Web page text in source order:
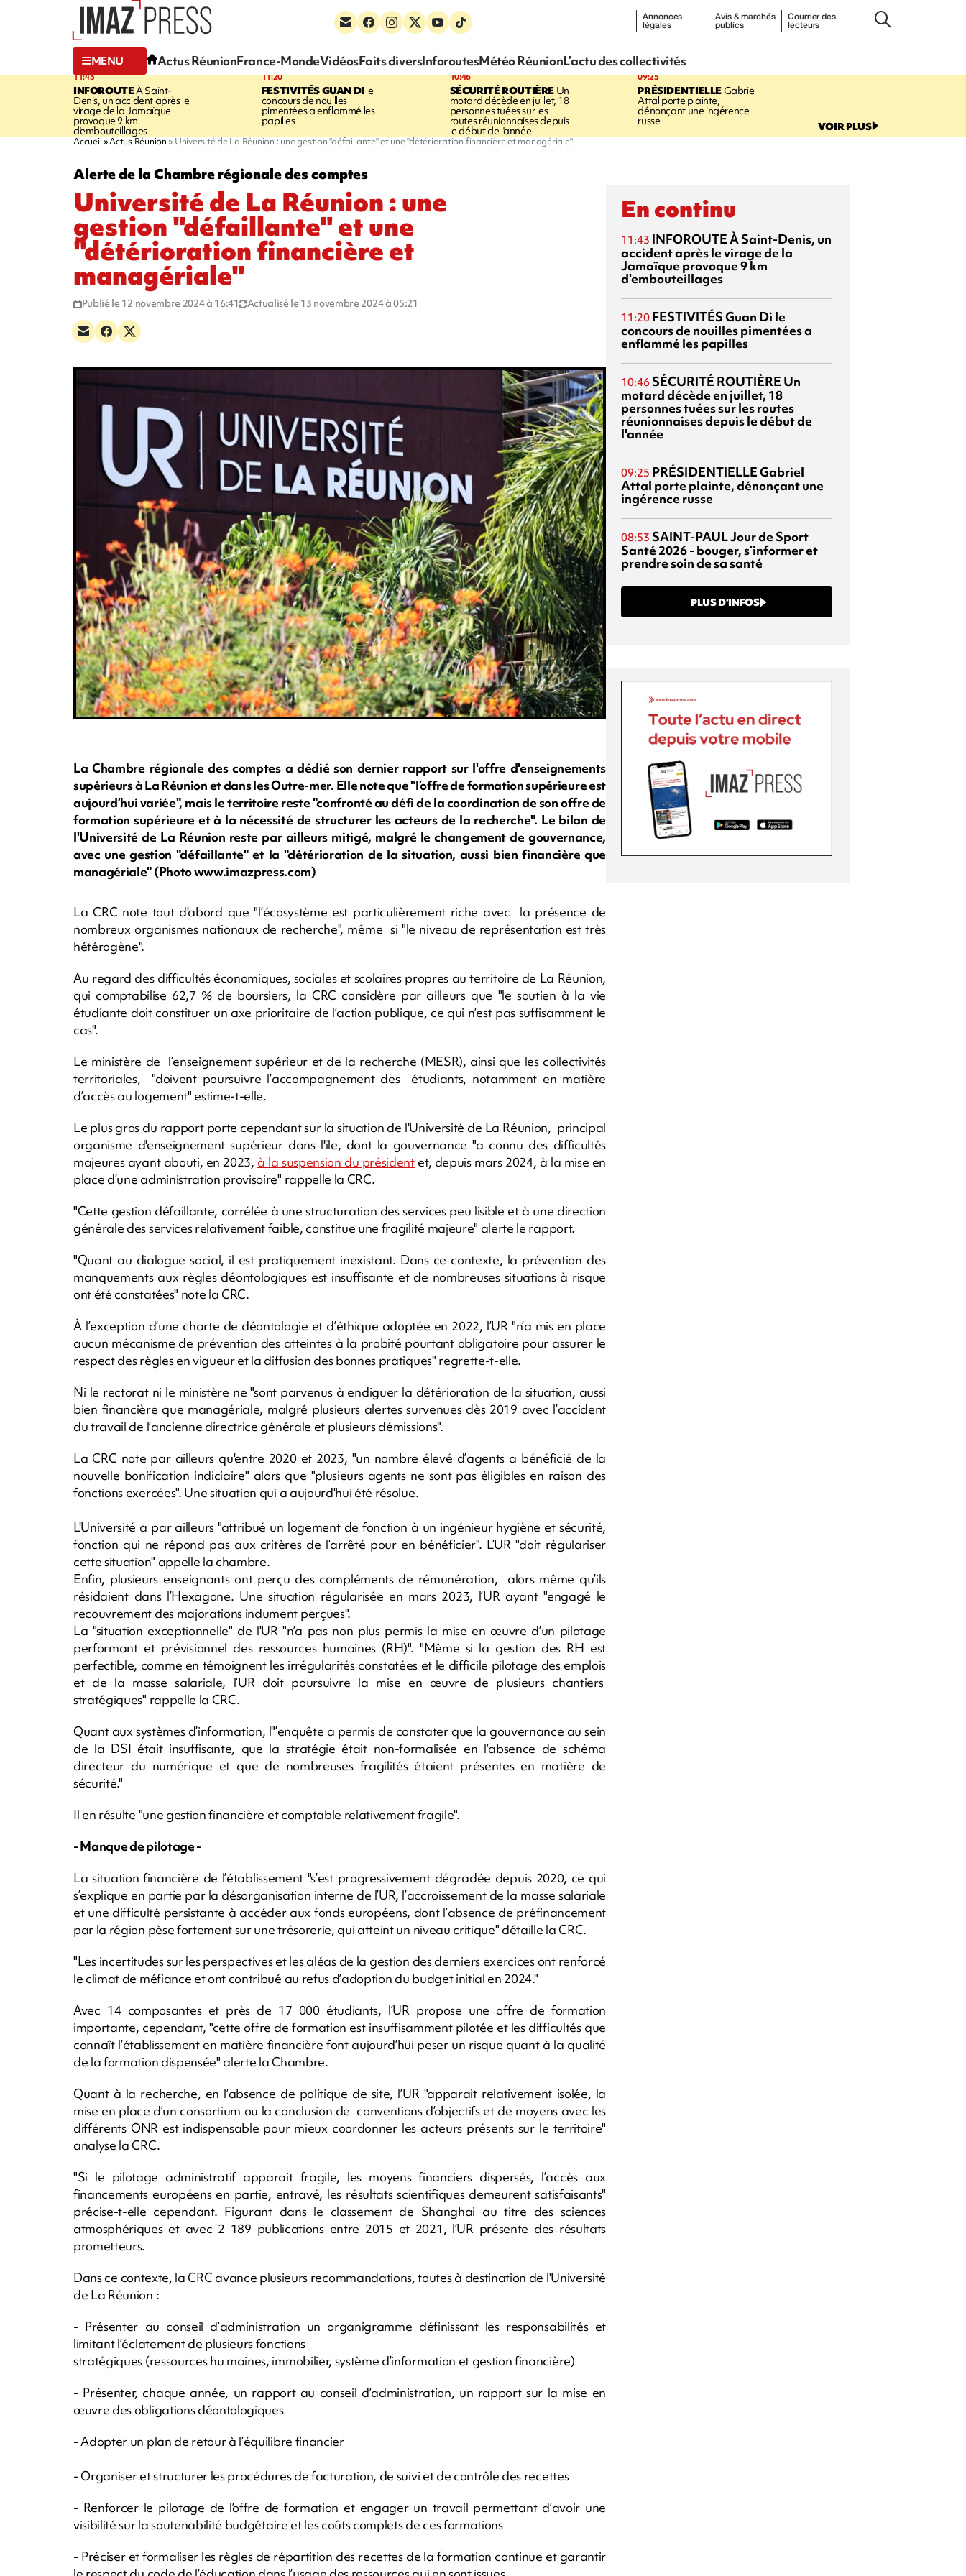
Annonces
légales
Avis & marchés
publics
Courrier des
lecteurs
MENU Actus RéunionFrance-MondeVidéosFaits diversInforoutesMétéo RéunionL’actu des collectivités
11:43
INFOROUTEÀ Saint-
Denis, un accident après le
virage de la Jamaïque
provoque 9 km
d'embouteillages
11:20
FESTIVITÉSGUAN DIle
concours de nouilles
pimentées a enflammé les
papilles
10:46
SÉCURITÉ ROUTIÈRE Un
motard décède en juillet, 18
personnes tuées sur les
routes réunionnaises depuis
le début de l'année
09:25
PRÉSIDENTIELLEGabriel
Attal porte plainte,
dénonçant une ingérence
russe VOIR PLUS
Accueil Actus Réunion Université de La Réunion : une gestion "défaillante" et une "détérioration financière et managériale"
Alerte de la Chambre régionale des comptes
Université de La Réunion : une
gestion "défaillante" et une
"détérioration financière et
managériale"
Publié le 12 novembre 2024 à 16:41 Actualisé le 13 novembre 2024 à 05:21
La Chambre régionale des comptes a dédié son dernier rapport sur l'offre d'enseignements
supérieurs à La Réunion et dans les Outre-mer. Elle note que "l’offre de formation supérieure est
aujourd’hui variée", mais le territoire reste "confronté au défi de la coordination de son offre de
formation supérieure et à la nécessité de structurer les acteurs de la recherche". Le bilan de
l'Université de La Réunion reste par ailleurs mitigé, malgré le changement de gouvernance,
avec une gestion "défaillante" et la "détérioration de la situation, aussi bien financière que
managériale" (Photo www.imazpress.com)
La CRC note tout d'abord que "l’écosystème est particulièrement riche avec la présence de
nombreux organismes nationaux de recherche", même si "le niveau de représentation est très
hétérogène".
Au regard des difficultés économiques, sociales et scolaires propres au territoire de La Réunion,
qui comptabilise 62,7 % de boursiers, la CRC considère par ailleurs que "le soutien à la vie
étudiante doit constituer un axe prioritaire de l’action publique, ce qui n’est pas suffisamment le
cas".
Le ministère de l’enseignement supérieur et de la recherche (MESR), ainsi que les collectivités
territoriales, "doivent poursuivre l’accompagnement des étudiants, notamment en matière
d’accès au logement" estime-t-elle.
Le plus gros du rapport porte cependant sur la situation de l'Université de La Réunion, principal
organisme d'enseignement supérieur dans l'île, dont la gouvernance "a connu des difficultés
majeures ayant abouti, en 2023, à la suspension du présidentet, depuis mars 2024, à la mise en
place d’une administration provisoire" rappelle la CRC.
"Cette gestion défaillante, corrélée à une structuration des services peu lisible et à une direction
générale des services relativement faible, constitue une fragilité majeure" alerte le rapport.
"Quant au dialogue social, il est pratiquement inexistant. Dans ce contexte, la prévention des
manquements aux règles déontologiques est insuffisante et de nombreuses situations à risque
ont été constatées" note la CRC.
À l’exception d’une charte de déontologie et d’éthique adoptée en 2022, l’UR "n’a mis en place
aucun mécanisme de prévention des atteintes à la probité pourtant obligatoire pour assurer le
respect des règles en vigueur et la diffusion des bonnes pratiques" regrette-t-elle.
Ni le rectorat ni le ministère ne "sont parvenus à endiguer la détérioration de la situation, aussi
bien financière que managériale, malgré plusieurs alertes survenues dès 2019 avec l’accident
du travail de l’ancienne directrice générale et plusieurs démissions".
La CRC note par ailleurs qu'entre 2020 et 2023, "un nombre élevé d’agents a bénéficié de la
nouvelle bonification indiciaire" alors que "plusieurs agents ne sont pas éligibles en raison des
fonctions exercées". Une situation qui a aujourd'hui été résolue.
L'Université a par ailleurs "attribué un logement de fonction à un ingénieur hygiène et sécurité,
fonction qui ne répond pas aux critères de l’arrêté pour en bénéficier". L’UR "doit régulariser
cette situation" appelle la chambre.
Enfin, plusieurs enseignants ont perçu des compléments de rémunération, alors même qu’ils
résidaient dans l’Hexagone. Une situation régularisée en mars 2023, l’UR ayant "engagé le
recouvrement des majorations indument perçues".
La "situation exceptionnelle" de l'UR "n’a pas non plus permis la mise en œuvre d’un pilotage
performant et prévisionnel des ressources humaines (RH)". "Même si la gestion des RH est
perfectible, comme en témoignent les irrégularités constatées et le difficile pilotage des emplois
et de la masse salariale, l’UR doit poursuivre la mise en œuvre de plusieurs chantiers
stratégiques" rappelle la CRC.
Quant aux systèmes d’information, l"’enquête a permis de constater que la gouvernance au sein
de la DSI était insuffisante, que la stratégie était non-formalisée en l’absence de schéma
directeur du numérique et que de nombreuses fragilités étaient présentes en matière de
sécurité."
Il en résulte "une gestion financière et comptable relativement fragile".
- Manque de pilotage -
La situation financière de l’établissement "s’est progressivement dégradée depuis 2020, ce qui
s’explique en partie par la désorganisation interne de l’UR, l’accroissement de la masse salariale
et une difficulté persistante à accéder aux fonds européens, dont l’absence de préfinancement
par la région pèse fortement sur une trésorerie, qui atteint un niveau critique" détaille la CRC.
"Les incertitudes sur les perspectives et les aléas de la gestion des derniers exercices ont renforcé
le climat de méfiance et ont contribué au refus d’adoption du budget initial en 2024."
Avec 14 composantes et près de 17 000 étudiants, l’UR propose une offre de formation
importante, cependant, "cette offre de formation est insuffisamment pilotée et les difficultés que
connaît l’établissement en matière financière font aujourd’hui peser un risque quant à la qualité
de la formation dispensée" alerte la Chambre.
Quant à la recherche, en l’absence de politique de site, l’UR "apparait relativement isolée, la
mise en place d’un consortium ou la conclusion de conventions d’objectifs et de moyens avec les
différents ONR est indispensable pour mieux coordonner les acteurs présents sur le territoire"
analyse la CRC.
"Si le pilotage administratif apparait fragile, les moyens financiers dispersés, l’accès aux
financements européens en partie, entravé, les résultats scientifiques demeurent satisfaisants"
précise-t-elle cependant. Figurant dans le classement de Shanghai au titre des sciences
atmosphériques et avec 2 189 publications entre 2015 et 2021, l’UR présente des résultats
prometteurs.
Dans ce contexte, la CRC avance plusieurs recommandations, toutes à destination de l'Université
de La Réunion :
- Présenter au conseil d’administration un organigramme définissant les responsabilités et
limitant l’éclatement de plusieurs fonctions
stratégiques (ressources hu maines, immobilier, système d’information et gestion financière)
- Présenter, chaque année, un rapport au conseil d’administration, un rapport sur la mise en
œuvre des obligations déontologiques
- Adopter un plan de retour à l’équilibre financier
- Organiser et structurer les procédures de facturation, de suivi et de contrôle des recettes
- Renforcer le pilotage de l’offre de formation et engager un travail permettant d’avoir une
visibilité sur la soutenabilité budgétaire et les coûts complets de ces formations
- Préciser et formaliser les règles de répartition des recettes de la formation continue et garantir
En continu
11:43 INFOROUTEÀ Saint-Denis, un
accident après le virage de la
Jamaïque provoque 9 km
d'embouteillages
11:20 FESTIVITÉSGuan Di le
concours de nouilles pimentées a
enflammé les papilles
10:46 SÉCURITÉ ROUTIÈRE Un
motard décède en juillet, 18
personnes tuées sur les routes
réunionnaises depuis le début de
l'année
09:25 PRÉSIDENTIELLEGabriel
Attal porte plainte, dénonçant une
ingérence russe
08:53 SAINT-PAULJour de Sport
Santé 2026 - bouger, s’informer et
prendre soin de sa santé
PLUS D’INFOS